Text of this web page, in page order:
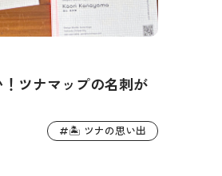
ツナマップの名刺が
#🏝️ ツナの思い出